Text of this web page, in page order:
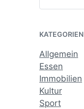
n
KATEGORIEN
Allgemein
Essen
Immobilien
Kultur
Sport